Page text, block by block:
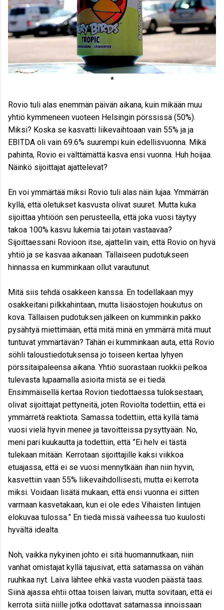
*
Rovio tuli alas enemmän päivän aikana, kuin mikään muu
yhtiö kymmeneen vuoteen Helsingin pörssissä (50%).
Miksi? Koska se kasvatti liikevaihtoaan vain 55% ja ja
EBITDA oli vain 69.6% suurempi kuin edellisvuonna. Mikä
pahinta, Rovio ei välttämättä kasva ensi vuonna. Huh hoijaa.
Näinkö sijoittajat ajattelevat?
En voi ymmärtää miksi Rovio tuli alas näin lujaa. Ymmärrän
kyllä, että oletukset kasvusta olivat suuret. Mutta kuka
sijoittaa yhtiöön sen perusteella, että joka vuosi täytyy
takoa 100% kasvu lukemia tai jotain vastaavaa?
Sijoittaessani Rovioon itse, ajattelin vain, että Rovio on hyvä
yhtiö ja se kasvaa aikanaan. Tällaiseen pudotukseen
hinnassa en kumminkaan ollut varautunut.
Mitä siis tehdä osakkeen kanssa. En todellakaan myy
osakkeitani pilkkahintaan, mutta lisäostojen houkutus on
kova. Tällaisen pudotuksen jälkeen on kumminkin pakko
pysähtyä miettimään, että mitä minä en ymmärrä mitä muut
tuntuvat ymmärtävän? Tähän ei kumminkaan auta, että Rovio
söhli taloustiedotuksensa jo toiseen kertaa lyhyen
pörssitaipaleensa aikana. Yhtiö suorastaan ruokkii pelkoa
tulevasta lupaamalla asioita mistä se ei tiedä.
Ensimmäisellä kertaa Rovion tiedottaessa tuloksestaan,
olivat sijoittajat pettyneitä, joten Roviolta todettiin, että ei
ymmärretä reaktiota. Samassa todettiin, että kyllä tämä
vuosi vielä hyvin menee ja tavoitteissa pysyttyään. No,
meni pari kuukautta ja todettiin, että ”Ei helv ei tästä
tulekaan mitään. Kerrotaan sijoittajille kaksi viikkoa
etuajassa, että ei se vuosi mennytkään ihan niin hyvin,
kasvettiin vaan 55% liikevaihdollisesti, mutta ei kerrota
miksi. Voidaan lisätä mukaan, että ensi vuonna ei sitten
varmaan kasvetakaan, kun ei ole edes Vihaisten lintujen
elokuvaa tulossa.” En tiedä missä vaiheessa tuo kuulosti
hyvältä idealta.
Noh, vaikka nykyinen johto ei sitä huomannutkaan, niin
vanhat omistajat kyllä tajusivat, että satamassa on vähän
ruuhkaa nyt. Laiva lähtee ehkä vasta vuoden päästä taas.
Siinä ajassa ehtii ottaa toisen laivan, mutta sovitaan, että ei
kerrota siitä niille jotka odottavat satamassa innoissaan